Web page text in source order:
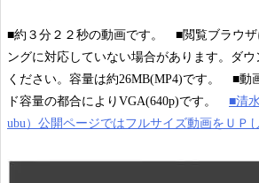
■約３分２２秒の動画です。 ■閲覧ブラウザ
ングに対応していない場合があります。ダ
ください。容量は約26MB(MP4)です。 ■動
ド容量の都合によりVGA(640p)です。 ■清
ubu）公開ページではフルサイズ動画をＵＰ